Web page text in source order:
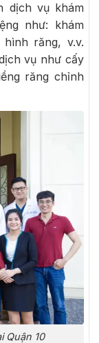
dịch vụ khám
như: khám
răng, v.v.
vụ như cấy
răng chỉnh
Quận 10